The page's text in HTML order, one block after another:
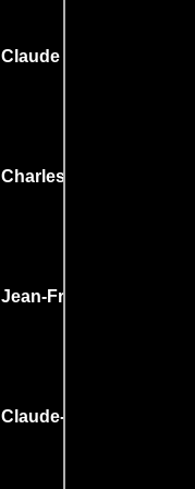
Claude Berris
Charles L. Bitschs
Jean-François
Claude-Jean Philippes